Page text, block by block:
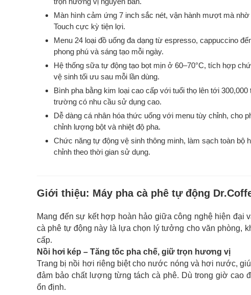
Màn hình cảm ứng 7 inch sắc nét, vận hành mượt mà
Touch cực kỳ tiện lợi.
Menu 24 loại đồ uống đa dạng từ espresso, cappuccino
phong phú và sáng tạo mỗi ngày.
Hệ thống sữa tự động tạo bọt mịn ở 60–70°C, tích hợp
vệ sinh tối ưu sau mỗi lần dùng.
Bình pha bằng kim loại cao cấp với tuổi thọ lên tới
trường có nhu cầu sử dụng cao.
Dễ dàng cá nhân hóa thức uống với menu tùy chỉnh, cho
chỉnh lượng bột và nhiệt độ pha.
Chức năng tự động vệ sinh thông minh, làm sạch toàn bộ
chỉnh theo thời gian sử dụng.
Giới thiệu: Máy pha cà phê tự động
Mang đến sự kết hợp hoàn hảo giữa công nghệ hiện đại
cà phê tự động này là lựa chọn lý tưởng cho văn phòng,
cấp.
Nồi hơi kép – Tăng tốc pha chế, giữ trọn hương vị
Trang bị nồi hơi riêng biệt cho nước nóng và hơi nước,
đảm bảo chất lượng từng tách cà phê. Dù trong giờ cao
ổn định.